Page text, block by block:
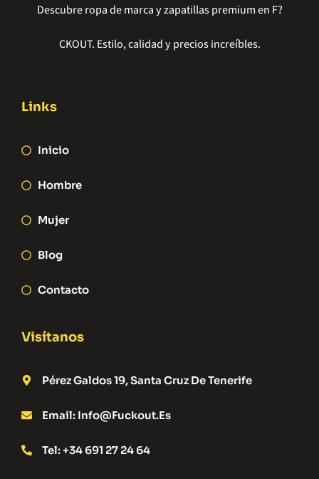
Descubre ropa de marca y zapatillas premium en F?
CKOUT. Estilo, calidad y precios increíbles.
Links
Inicio
Hombre
Mujer
Blog
Contacto
Visítanos
Pérez Galdos 19, Santa Cruz De Tenerife
Email: Info@fuckout.es
Tel: +34 691 27 24 64